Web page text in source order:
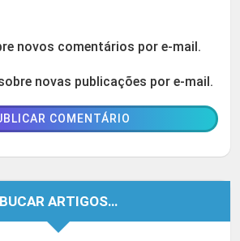
novos comentários por e-mail.
novas publicações por e-mail.
BUCAR ARTIGOS…